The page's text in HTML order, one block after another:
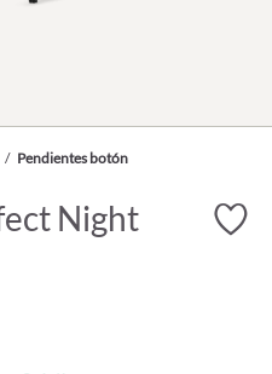
/ Pendientes botón
Night